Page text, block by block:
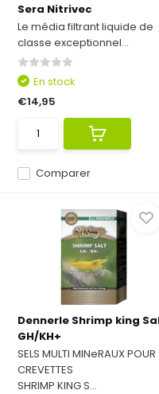
Sera Nitrivec
Le média filtrant liquide de
classe exceptionnel...
Comparer
En stock
€14,95
Dennerle Shrimp king
GH/KH+
SELS MULTI MINeRAUX POUR
CREVETTES
SHRIMP KING S...